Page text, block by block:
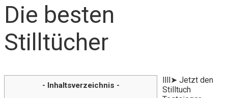
Die besten
Stilltücher
- Inhaltsverzeichnis -
llll➤ Jetzt den
Stilltuch